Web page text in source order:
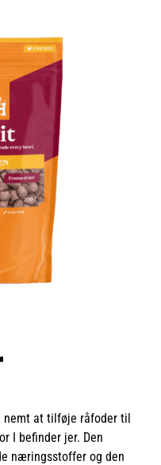
nemt at tilføje råfoder til
I befinder jer. Den
næringsstoffer og den